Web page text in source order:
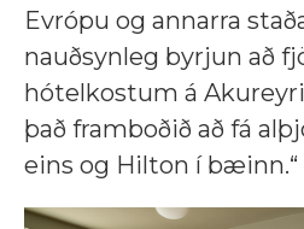
Evrópu og annarra
nauðsynleg byrjun að
hótelkostum á
það framboðið að fá
eins og Hilton í bæinn.“